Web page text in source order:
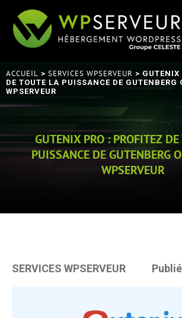
ACCUEIL > SERVICES WPSERVEUR > GUTENIX
DE TOUTE LA PUISSANCE DE GUTENBERG
WPSERVEUR
GUTENIX PRO : PROFITEZ
PUISSANCE DE GUTENBERG
WPSERVEUR
SERVICES WPSERVEUR